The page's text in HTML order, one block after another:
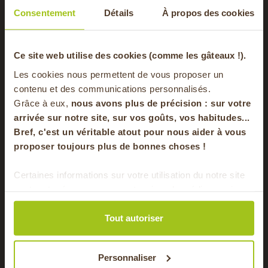
Consentement Détails À propos des cookies
Ce site web utilise des cookies (comme les gâteaux !).
Les cookies nous permettent de vous proposer un
contenu et des communications personnalisés.
Grâce à eux, nous avons plus de précision : sur votre
arrivée sur notre site, sur vos goûts, vos habitudes...
Bref, c'est un véritable atout pour nous aider à vous
proposer toujours plus de bonnes choses !
Certaines informations sur votre utilisation du notre site
de publicité et d'analyse. Ces données peuvent être
combinées avec d'autres informations que vous leur
avez fournies ou qu'ils ont collectées lors de votre
Tout autoriser
Personnaliser
Saisons
Été, Automne, Hiver,
Régime
alimentaire
Végétarien, Vegan
Vous aimerez aussi
-20% offerts sur
votre panier
en vous inscrivant à notre newsletter
Pour faire le plein chaque semaine de bons
produits locaux & de saison !